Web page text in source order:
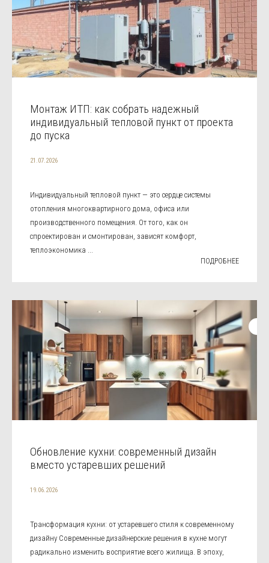
Монтаж ИТП: как собрать надежный
индивидуальный тепловой пункт от проекта
до пуска
21.07.2026
Индивидуальный тепловой пункт — это сердце системы
отопления многоквартирного дома, офиса или
производственного помещения. От того, как он
спроектирован и смонтирован, зависят комфорт,
теплоэкономика ...
ПОДРОБНЕЕ
Обновление кухни: современный дизайн
вместо устаревших решений
19.06.2026
Трансформация кухни: от устаревшего стиля к современному
дизайну Современные дизайнерские решения в кухне могут
радикально изменить восприятие всего жилища. В эпоху,